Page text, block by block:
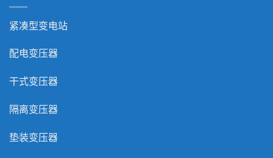
紧凑型变电站
配电变压器
干式变压器
隔离变压器
垫装变压器